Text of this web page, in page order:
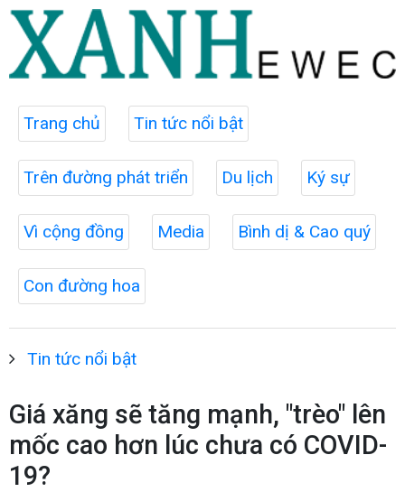
Trang chủ Tin tức nổi bật
Trên đường phát triển Du lịch Ký sự
Vì cộng đồng Media Bình dị & Cao quý
Con đường hoa
Tin tức nổi bật
Giá xăng sẽ tăng mạnh, "trèo" lên
mốc cao hơn lúc chưa có COVID-
19?